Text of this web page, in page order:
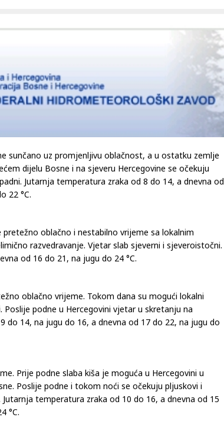
29. srpnja 2018, preminuo je glazbeni genij Oliver Dragojević
o Oluji: Hrvati imaju što slaviti, dobili su ono što im povijesno
sunčano uz promjenljivu oblačnost, a u ostatku zemlje
dijelu Bosne i na sjeveru Hercegovine se očekuju
Jutarnja temperatura zraka od 8 do 14, a dnevna od
22 °C.
pretežno oblačno i nestabilno vrijeme sa lokalnim
razvedravanje. Vjetar slab sjeverni i sjeveroistočni.
od 16 do 21, na jugu do 24 °C.
oblačno vrijeme. Tokom dana su mogući lokalni
podne u Hercegovini vjetar u skretanju na
do 14, na jugu do 16, a dnevna od 17 do 22, na jugu do
Prije podne slaba kiša je moguća u Hercegovini u
Poslije podne i tokom noći se očekuju pljuskovi i
temperatura zraka od 10 do 16, a dnevna od 15
°C.